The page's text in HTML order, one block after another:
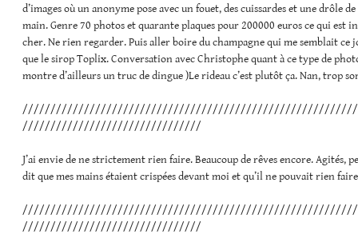
d’images où un anonyme pose avec un fouet, des cuissardes et une drôle
main. Genre 70 photos et quarante plaques pour 200000 euros ce qui est
cher. Ne rien regarder. Puis aller boire du champagne qui me semblait ce
que le sirop Toplix. Conversation avec Christophe quant à ce type de
montre d’ailleurs un truc de dingue )Le rideau c’est plutôt ça. Nan, trop
////////////////////////////////
J’ai envie de ne strictement rien faire. Beaucoup de rêves encore. Agités,
dit que mes mains étaient crispées devant moi et qu’il ne pouvait rien
////////////////////////////////